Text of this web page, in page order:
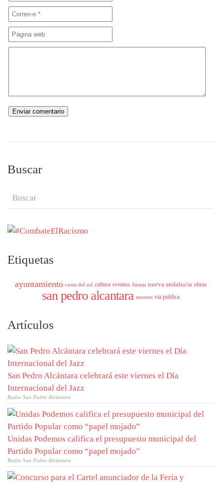
Buscar
Etiquetas
ayuntamiento costa del sol cultura eventos fiestas nueva andalucia obras
san pedro alcantara sucesos via publica
Artículos
San Pedro Alcántara celebrará este viernes el Día
Internacional del Jazz
Radio San Pedro Alcántara
Unidas Podemos califica el presupuesto municipal del
Partido Popular como “papel mojado”
Radio San Pedro Alcántara